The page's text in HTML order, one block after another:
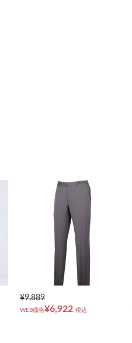
¥9,889
WEB価格¥6,922 税込